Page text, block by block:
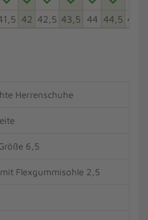
42 42,5 43,5 44 44,5 45,5
Herrenschuhe
6,5
Flexgummisohle 2,5